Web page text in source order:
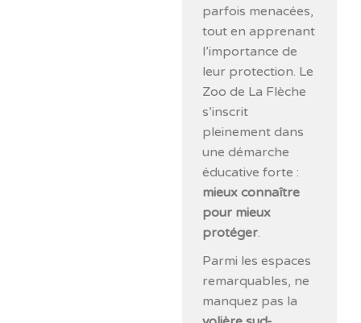
parfois menacées,
tout en apprenant
l’importance de
leur protection. Le
Zoo de La Flèche
s’inscrit
pleinement dans
une démarche
éducative forte :
mieux connaître
pour mieux
protéger.
Parmi les espaces
remarquables, ne
manquez pas la